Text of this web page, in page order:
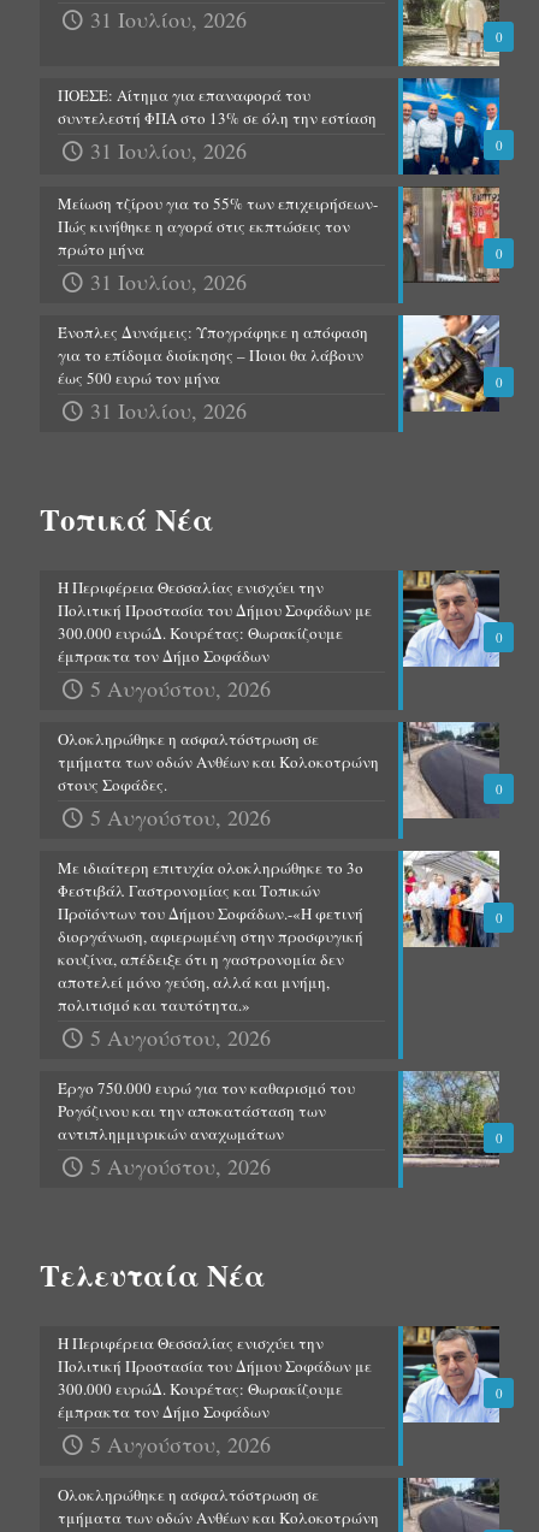
0
31 Ιουλίου, 2026
0
ΠΟΕΣΕ: Αίτημα για επαναφορά του
συντελεστή ΦΠΑ στο 13% σε όλη την εστίαση
31 Ιουλίου, 2026
0
Μείωση τζίρου για το 55% των επιχειρήσεων-
Πώς κινήθηκε η αγορά στις εκπτώσεις τον
πρώτο μήνα
31 Ιουλίου, 2026
0
Ένοπλες Δυνάμεις: Υπογράφηκε η απόφαση
για το επίδομα διοίκησης – Ποιοι θα λάβουν
έως 500 ευρώ τον μήνα
31 Ιουλίου, 2026
Τοπικά Νέα
0
Η Περιφέρεια Θεσσαλίας ενισχύει την
Πολιτική Προστασία του Δήμου Σοφάδων με
300.000 ευρώΔ. Κουρέτας: Θωρακίζουμε
έμπρακτα τον Δήμο Σοφάδων
5 Αυγούστου, 2026
0
Ολοκληρώθηκε η ασφαλτόστρωση σε
τμήματα των οδών Ανθέων και Κολοκοτρώνη
στους Σοφάδες.
5 Αυγούστου, 2026
0
Με ιδιαίτερη επιτυχία ολοκληρώθηκε το 3ο
Φεστιβάλ Γαστρονομίας και Τοπικών
Προϊόντων του Δήμου Σοφάδων.-«Η φετινή
διοργάνωση, αφιερωμένη στην προσφυγική
κουζίνα, απέδειξε ότι η γαστρονομία δεν
αποτελεί μόνο γεύση, αλλά και μνήμη,
πολιτισμό και ταυτότητα.»
5 Αυγούστου, 2026
0
Έργο 750.000 ευρώ για τον καθαρισμό του
Ρογόζινου και την αποκατάσταση των
αντιπλημμυρικών αναχωμάτων
5 Αυγούστου, 2026
Τελευταία Νέα
0
Η Περιφέρεια Θεσσαλίας ενισχύει την
Πολιτική Προστασία του Δήμου Σοφάδων με
300.000 ευρώΔ. Κουρέτας: Θωρακίζουμε
έμπρακτα τον Δήμο Σοφάδων
5 Αυγούστου, 2026
Ολοκληρώθηκε η ασφαλτόστρωση σε
τμήματα των οδών Ανθέων και Κολοκοτρώνη